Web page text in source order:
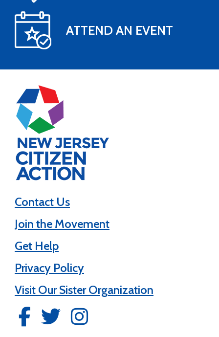
ATTEND AN EVENT
Contact Us
Join the Movement
Get Help
Privacy Policy
Visit Our Sister Organization